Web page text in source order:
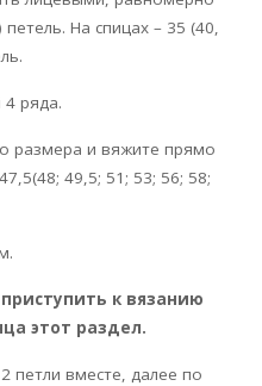
На спицах – 35 (40,
ряда.
размера и вяжите прямо
49,5; 51; 53; 56; 58;
к вязанию
этот раздел.
петли вместе, далее по